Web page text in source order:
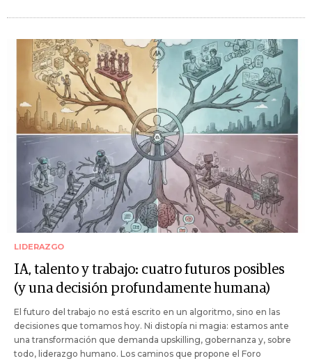
LIDERAZGO
IA, talento y trabajo: cuatro futuros posibles
(y una decisión profundamente humana)
El futuro del trabajo no está escrito en un algoritmo, sino en las
decisiones que tomamos hoy. Ni distopía ni magia: estamos ante
una transformación que demanda upskilling, gobernanza y, sobre
todo, liderazgo humano. Los caminos que propone el Foro